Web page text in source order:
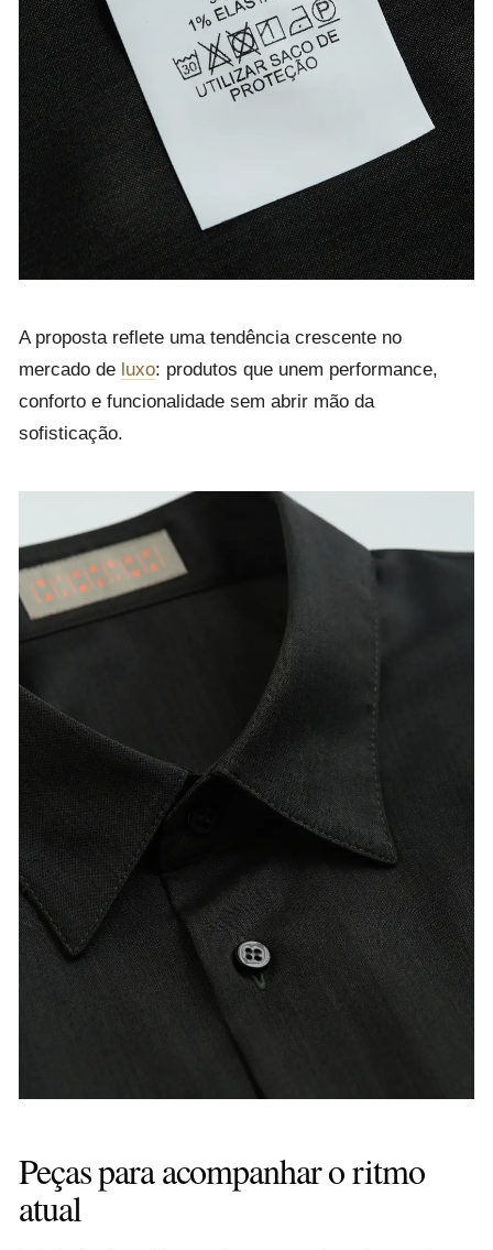
A proposta reflete uma tendência crescente no
mercado de luxo: produtos que unem performance,
conforto e funcionalidade sem abrir mão da
sofisticação.
Peças para acompanhar o ritmo
atual